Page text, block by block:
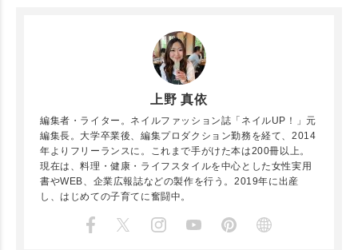
上野 真依
編集者・ライター。ネイルファッション誌「ネイルUP！」元
編集長。大学卒業後、編集プロダクション勤務を経て、2014
年よりフリーランスに。これまで手がけた本は200冊以上。
現在は、料理・健康・ライフスタイルを中心とした女性実用
書やWEB、企業広報誌などの製作を行う。2019年に出産
し、はじめての子育てに奮闘中。